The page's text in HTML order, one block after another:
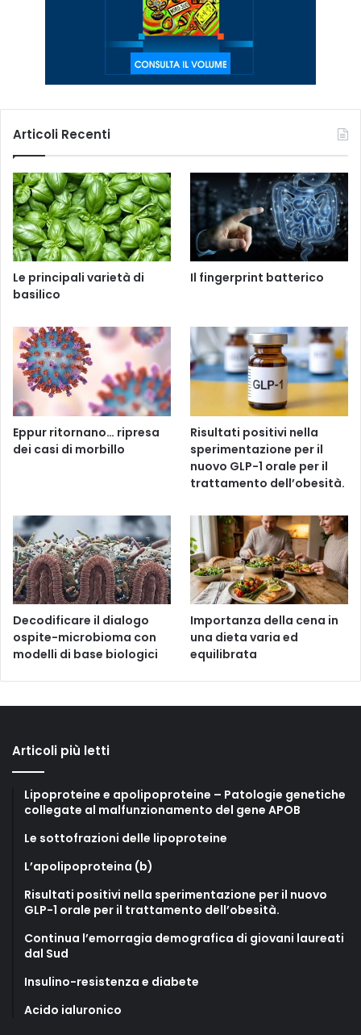
Articoli Recenti
Le principali varietà di
basilico
Il fingerprint batterico
Eppur ritornano… ripresa
dei casi di morbillo
Risultati positivi nella
sperimentazione per il
nuovo GLP-1 orale per il
trattamento dell’obesità.
Decodificare il dialogo
ospite-microbioma con
modelli di base biologici
Importanza della cena in
una dieta varia ed
equilibrata
Articoli più letti
Lipoproteine e apolipoproteine – Patologie genetiche
collegate al malfunzionamento del gene APOB
Le sottofrazioni delle lipoproteine
L’apolipoproteina (b)
Risultati positivi nella sperimentazione per il nuovo
GLP-1 orale per il trattamento dell’obesità.
Continua l’emorragia demografica di giovani laureati
dal Sud
Insulino-resistenza e diabete
Acido ialuronico